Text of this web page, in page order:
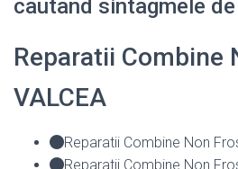
cautand sintagmele
Reparatii Combine
VALCEA
Reparatii Combine Non
Reparatii Combine Non